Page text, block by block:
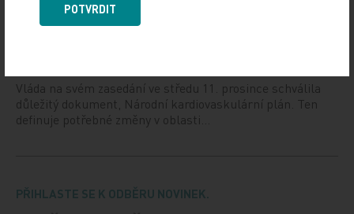
Vláda schválila Národní kardiovaskulární plán
Vláda na svém zasedání ve středu 11. prosince schválila
důležitý dokument, Národní kardiovaskulární plán. Ten
definuje potřebné změny v oblasti…
PŘIHLASTE SE K ODBĚRU NOVINEK.
POTVRDIT